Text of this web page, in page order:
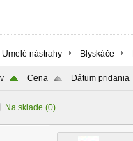
Umelé nástrahy Blyskáče
Cena Dátum pridania
Na sklade (0)